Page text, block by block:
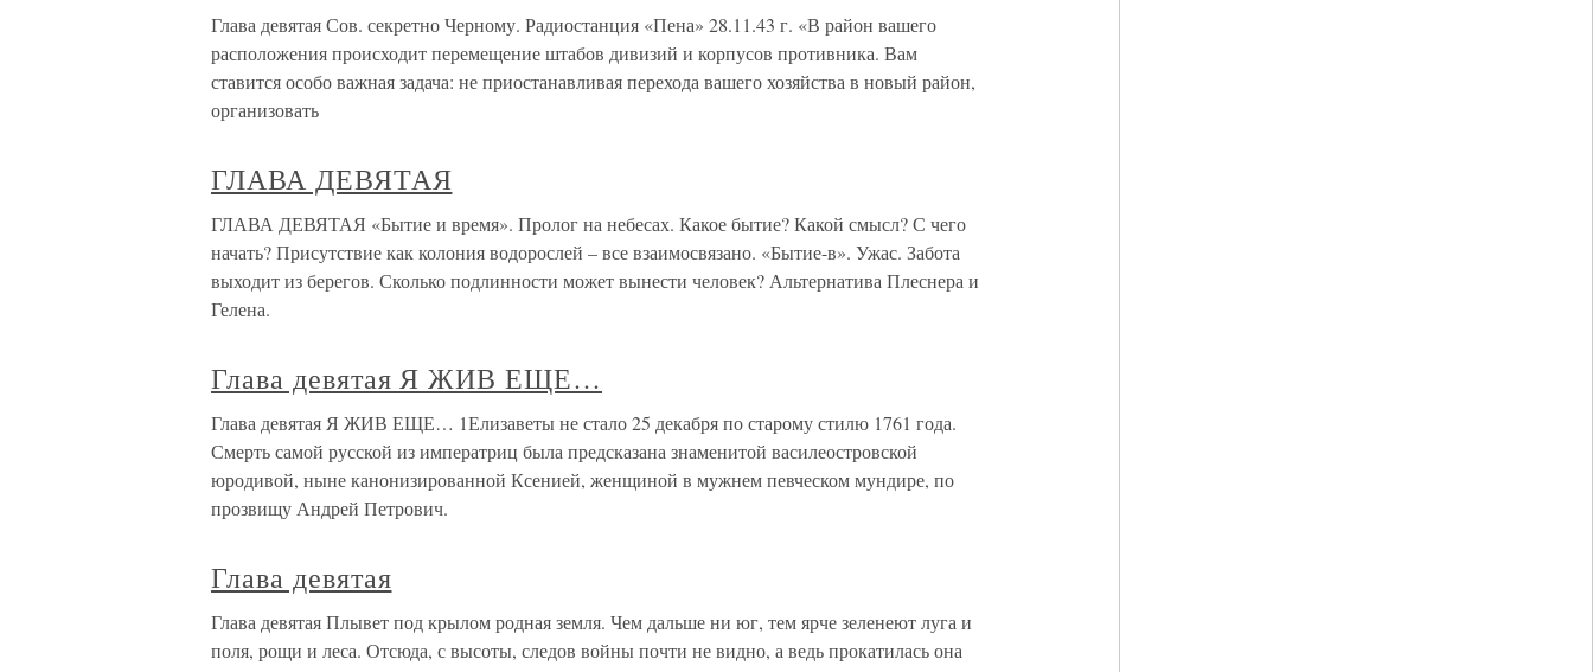
Глава девятая Сов. секретно Черному. Радиостанция «Пена» 28.11.43 г. «В район вашего
расположения происходит перемещение штабов дивизий и корпусов противника. Вам
ставится особо важная задача: не приостанавливая перехода вашего хозяйства в новый район,
организовать
ГЛАВА ДЕВЯТАЯ
ГЛАВА ДЕВЯТАЯ «Бытие и время». Пролог на небесах. Какое бытие? Какой смысл? С чего
начать? Присутствие как колония водорослей – все взаимосвязано. «Бытие-в». Ужас. Забота
выходит из берегов. Сколько подлинности может вынести человек? Альтернатива Плеснера и
Гелена.
Глава девятая Я ЖИВ ЕЩЕ…
Глава девятая Я ЖИВ ЕЩЕ… 1Елизаветы не стало 25 декабря по старому стилю 1761 года.
Смерть самой русской из императриц была предсказана знаменитой василеостровской
юродивой, ныне канонизированной Ксенией, женщиной в мужнем певческом мундире, по
прозвищу Андрей Петрович.
Глава девятая
Глава девятая Плывет под крылом родная земля. Чем дальше ни юг, тем ярче зеленеют луга и
поля, рощи и леса. Отсюда, с высоты, следов войны почти не видно, а ведь прокатилась она